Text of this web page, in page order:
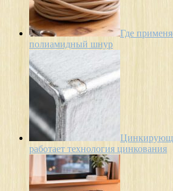
Где
полиамидный шнур
работает технология цинкования